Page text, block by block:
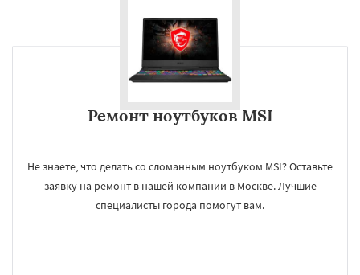
Ремонт ноутбуков MSI
Не знаете, что делать со сломанным ноутбуком MSI? Оставьте
заявку на ремонт в нашей компании в Москве. Лучшие
специалисты города помогут вам.